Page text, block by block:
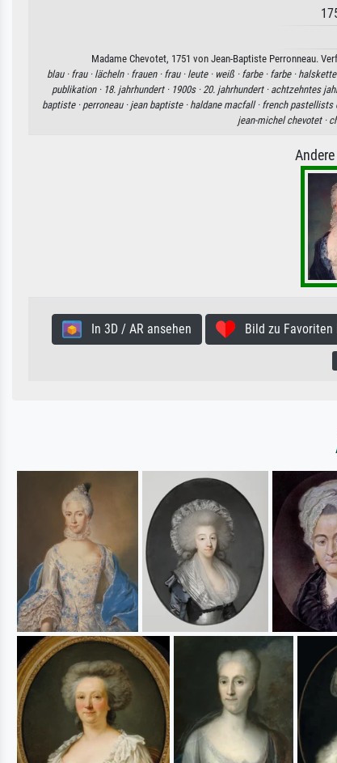
Madame Chevotet, 1751 von Jean-Baptiste Perronneau.
blau · frau · lächeln · frauen · frau · leute · weiß · farbe · farbe · halskette
publikation · 18. jahrhundert · 1900s · 20. jahrhundert · achtzehntes
baptiste · perroneau · jean baptiste · haldane macfall · french pastellists
jean-michel chevotet ·
In 3D / AR ansehen Bild zu Favoriten